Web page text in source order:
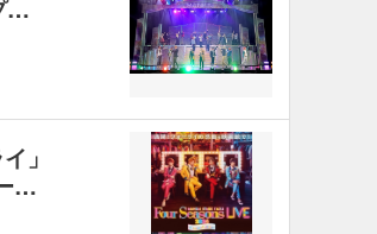
…
」
…